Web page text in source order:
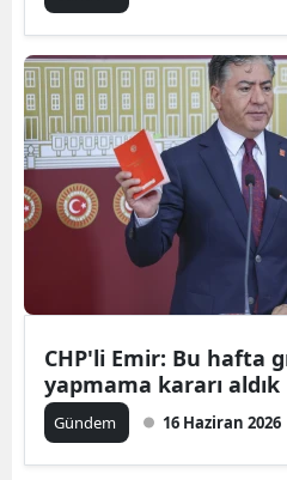
CHP'li Emir: Bu hafta
yapmama kararı aldık
Gündem 16 Haziran 2026